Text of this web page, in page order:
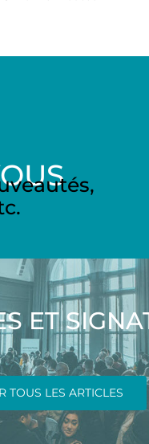
ET
TOUS LES ARTICLES